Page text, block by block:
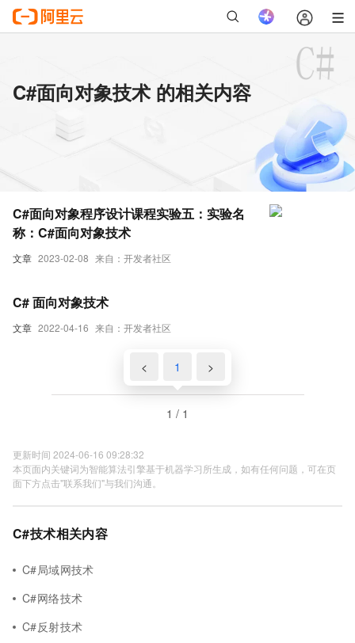
C#面向对象技术 的相关内容
文章 2023-02-08 来自：开发者社区
C#面向对象程序设计课程实验五：实验名
称：C#面向对象技术
文章 2022-04-16 来自：开发者社区
C# 面向对象技术
< 1 >
1 / 1
更新时间 2024-06-16 09:28:32
本页面内关键词为智能算法引擎基于机器学习所生成，如有任何问题，可在页
面下方点击"联系我们"与我们沟通。
C#技术相关内容
C#局域网技术
C#网络技术
C#反射技术